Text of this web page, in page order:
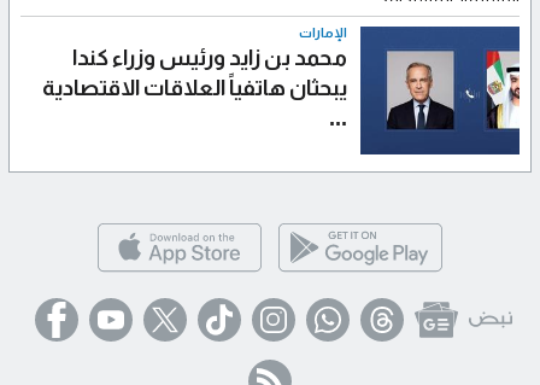
الإمارات
محمد بن زايد ورئيس وزراء كندا
يبحثان هاتفياً العلاقات الاقتصادية
...